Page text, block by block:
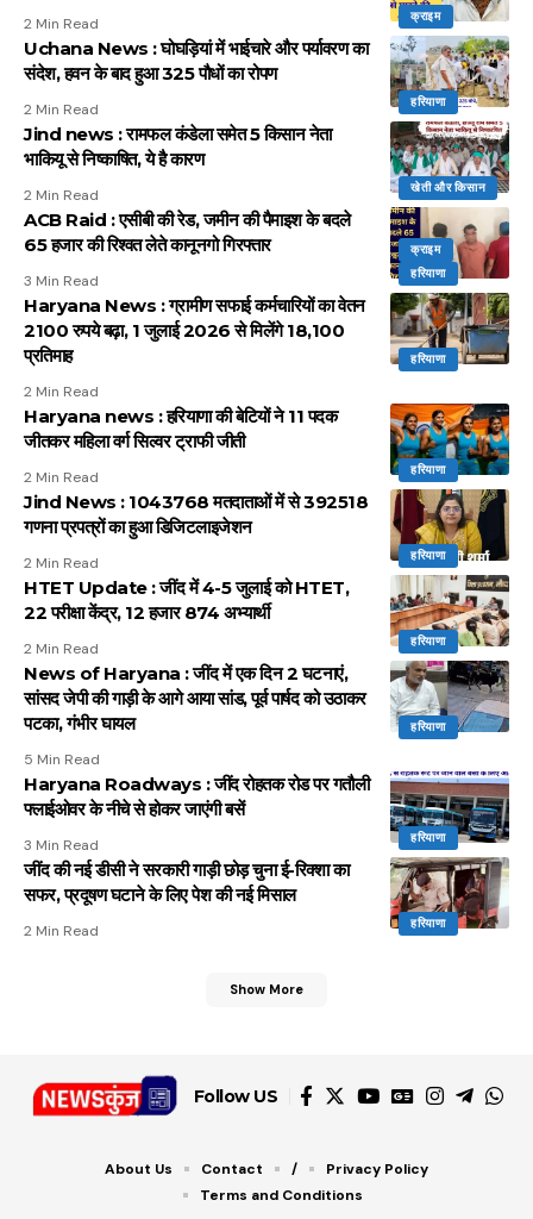
क्राइम
2 Min Read
हरियाणा
Uchana News : घोघड़ियां में भाईचारे और पर्यावरण का
संदेश, हवन के बाद हुआ 325 पौधों का रोपण
2 Min Read
खेती और किसान
Jind news : रामफल कंडेला समेत 5 किसान नेता
भाकियू से निष्काषित, ये है कारण
2 Min Read
क्राइम
हरियाणा
ACB Raid : एसीबी की रेड, जमीन की पैमाइश के बदले
65 हजार की रिश्वत लेते कानूनगो गिरफ्तार
3 Min Read
हरियाणा
Haryana News : ग्रामीण सफाई कर्मचारियों का वेतन
2100 रुपये बढ़ा, 1 जुलाई 2026 से मिलेंगे 18,100
प्रतिमाह
2 Min Read
हरियाणा
Haryana news : हरियाणा की बेटियों ने 11 पदक
जीतकर महिला वर्ग सिल्वर ट्राफी जीती
2 Min Read
हरियाणा
Jind News : 1043768 मतदाताओं में से 392518
गणना प्रपत्रों का हुआ डिजिटलाइजेशन
2 Min Read
हरियाणा
HTET Update : जींद में 4-5 जुलाई को HTET,
22 परीक्षा केंद्र, 12 हजार 874 अभ्यार्थी
2 Min Read
हरियाणा
News of Haryana : जींद में एक दिन 2 घटनाएं,
सांसद जेपी की गाड़ी के आगे आया सांड, पूर्व पार्षद को उठाकर
पटका, गंभीर घायल
5 Min Read
हरियाणा
Haryana Roadways : जींद रोहतक रोड पर गतौली
फ्लाईओवर के नीचे से होकर जाएंगी बसें
3 Min Read
हरियाणा
जींद की नई डीसी ने सरकारी गाड़ी छोड़ चुना ई-रिक्शा का
सफर, प्रदूषण घटाने के लिए पेश की नई मिसाल
2 Min Read
Show More
Follow US
About Us Contact /
Privacy Policy
Terms and Conditions